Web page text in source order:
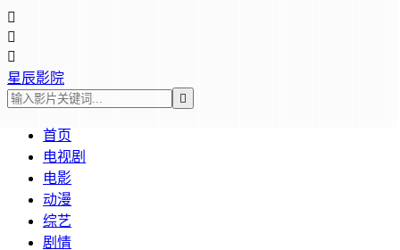



星辰影院

首页
电视剧
电影
动漫
综艺
剧情